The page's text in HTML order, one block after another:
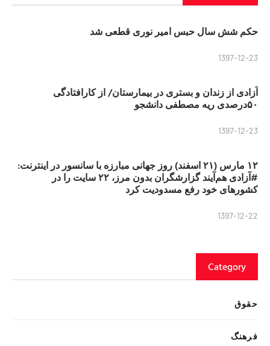
حکم شش سال حبس امیر نوری قطعی شد
1397-12-23
آزادی از زندان و بستری در بیمارستان/ از کارافتادگی
۵۰درصدی ریه مصطفی دانشجو
1397-12-23
۱۲ مارس (۲۱ اسفند) روز جهانی مبارزه با سانسور در اینترنت:
#آزادی هم‌آیند گزارشگران‌ بدون مرز، ۲۲ سایت را در
کشورهای خود رفع مسدودیت کرد
1397-12-22
Category
حقوق
فرهنگ